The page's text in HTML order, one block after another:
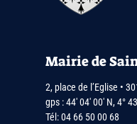
Mairie de
2, place de l’Eglise •
gps : 44′ 04′ 00′ N, 4°
Tél:04 66 50 00 68